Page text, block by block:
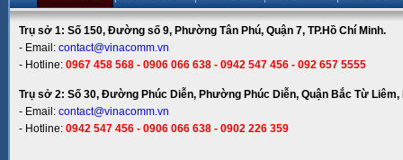
Trụ sở 1: Số 150, Đường số 9, Phường Tân Phú, Quận 7, TP.Hồ Chí Minh.
- Email: contact@vinacomm.vn
- Hotline: 0967 458 568 - 0906 066 638 - 0942 547 456 - 092 657 5555
Trụ sở 2: Số 30, Đường Phúc Diễn, Phường Phúc Diễn, Quận Bắc Từ Liêm,
- Email: contact@vinacomm.vn
- Hotline: 0942 547 456 - 0906 066 638 - 0902 226 359